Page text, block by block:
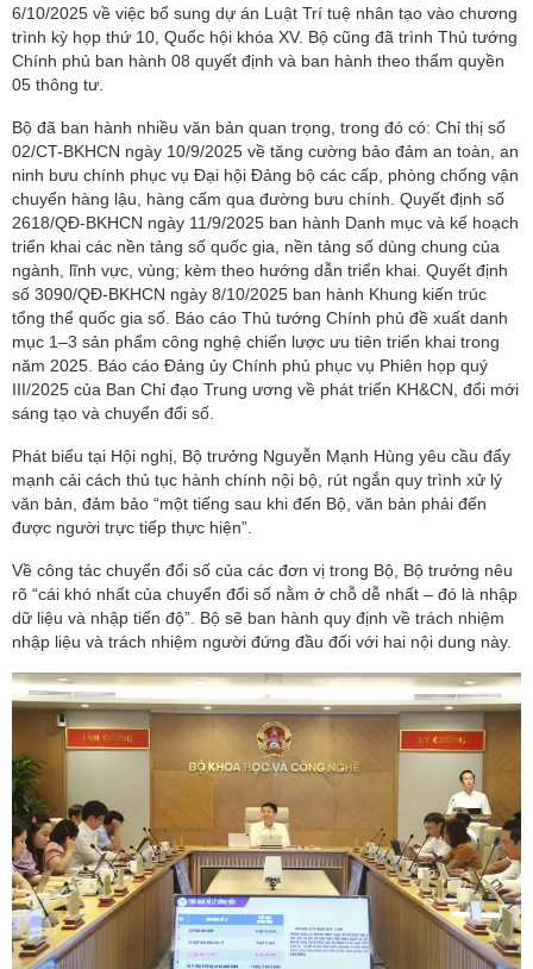
6/10/2025 về việc bổ sung dự án Luật Trí tuệ nhân tạo vào chương
trình kỳ họp thứ 10, Quốc hội khóa XV. Bộ cũng đã trình Thủ tướng
Chính phủ ban hành 08 quyết định và ban hành theo thẩm quyền
05 thông tư.
Bộ đã ban hành nhiều văn bản quan trọng, trong đó có: Chỉ thị số
02/CT-BKHCN ngày 10/9/2025 về tăng cường bảo đảm an toàn, an
ninh bưu chính phục vụ Đại hội Đảng bộ các cấp, phòng chống vận
chuyển hàng lậu, hàng cấm qua đường bưu chính. Quyết định số
2618/QĐ-BKHCN ngày 11/9/2025 ban hành Danh mục và kế hoạch
triển khai các nền tảng số quốc gia, nền tảng số dùng chung của
ngành, lĩnh vực, vùng; kèm theo hướng dẫn triển khai. Quyết định
số 3090/QĐ-BKHCN ngày 8/10/2025 ban hành Khung kiến trúc
tổng thể quốc gia số. Báo cáo Thủ tướng Chính phủ đề xuất danh
mục 1–3 sản phẩm công nghệ chiến lược ưu tiên triển khai trong
năm 2025. Báo cáo Đảng ủy Chính phủ phục vụ Phiên họp quý
III/2025 của Ban Chỉ đạo Trung ương về phát triển KH&CN, đổi mới
sáng tạo và chuyển đổi số.
Phát biểu tại Hội nghị, Bộ trưởng Nguyễn Mạnh Hùng yêu cầu đẩy
mạnh cải cách thủ tục hành chính nội bộ, rút ngắn quy trình xử lý
văn bản, đảm bảo “một tiếng sau khi đến Bộ, văn bản phải đến
được người trực tiếp thực hiện”.
Về công tác chuyển đổi số của các đơn vị trong Bộ, Bộ trưởng nêu
rõ “cái khó nhất của chuyển đổi số nằm ở chỗ dễ nhất – đó là nhập
dữ liệu và nhập tiến độ”. Bộ sẽ ban hành quy định về trách nhiệm
nhập liệu và trách nhiệm người đứng đầu đối với hai nội dung này.